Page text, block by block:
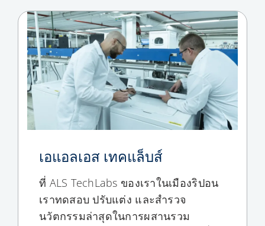
เอแอลเอส เทคแล็บส์
ที่ ALS TechLabs ของเราในเมืองริปอน
เราทดสอบ ปรับแต่ง และสำรวจ
นวัตกรรมล่าสุดในการผสานรวม